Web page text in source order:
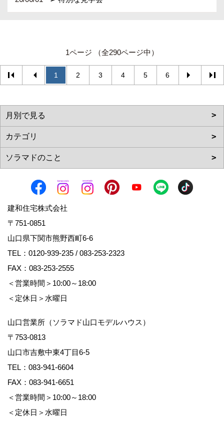
1ページ （全290ページ中）
1 2 3 4 5 6
建和住宅株式会社
〒751-0851
山口県下関市熊野西町6-6
TEL： 0120-939-235 / 083-253-2323
FAX：083-253-2555
＜営業時間＞10:00～18:00
＜定休日＞水曜日
山口営業所（ソラマド山口モデルハウス）
〒753-0813
山口市吉敷中東4丁目6-5
TEL： 083-941-6604
FAX：083-941-6651
＜営業時間＞10:00～18:00
＜定休日＞水曜日